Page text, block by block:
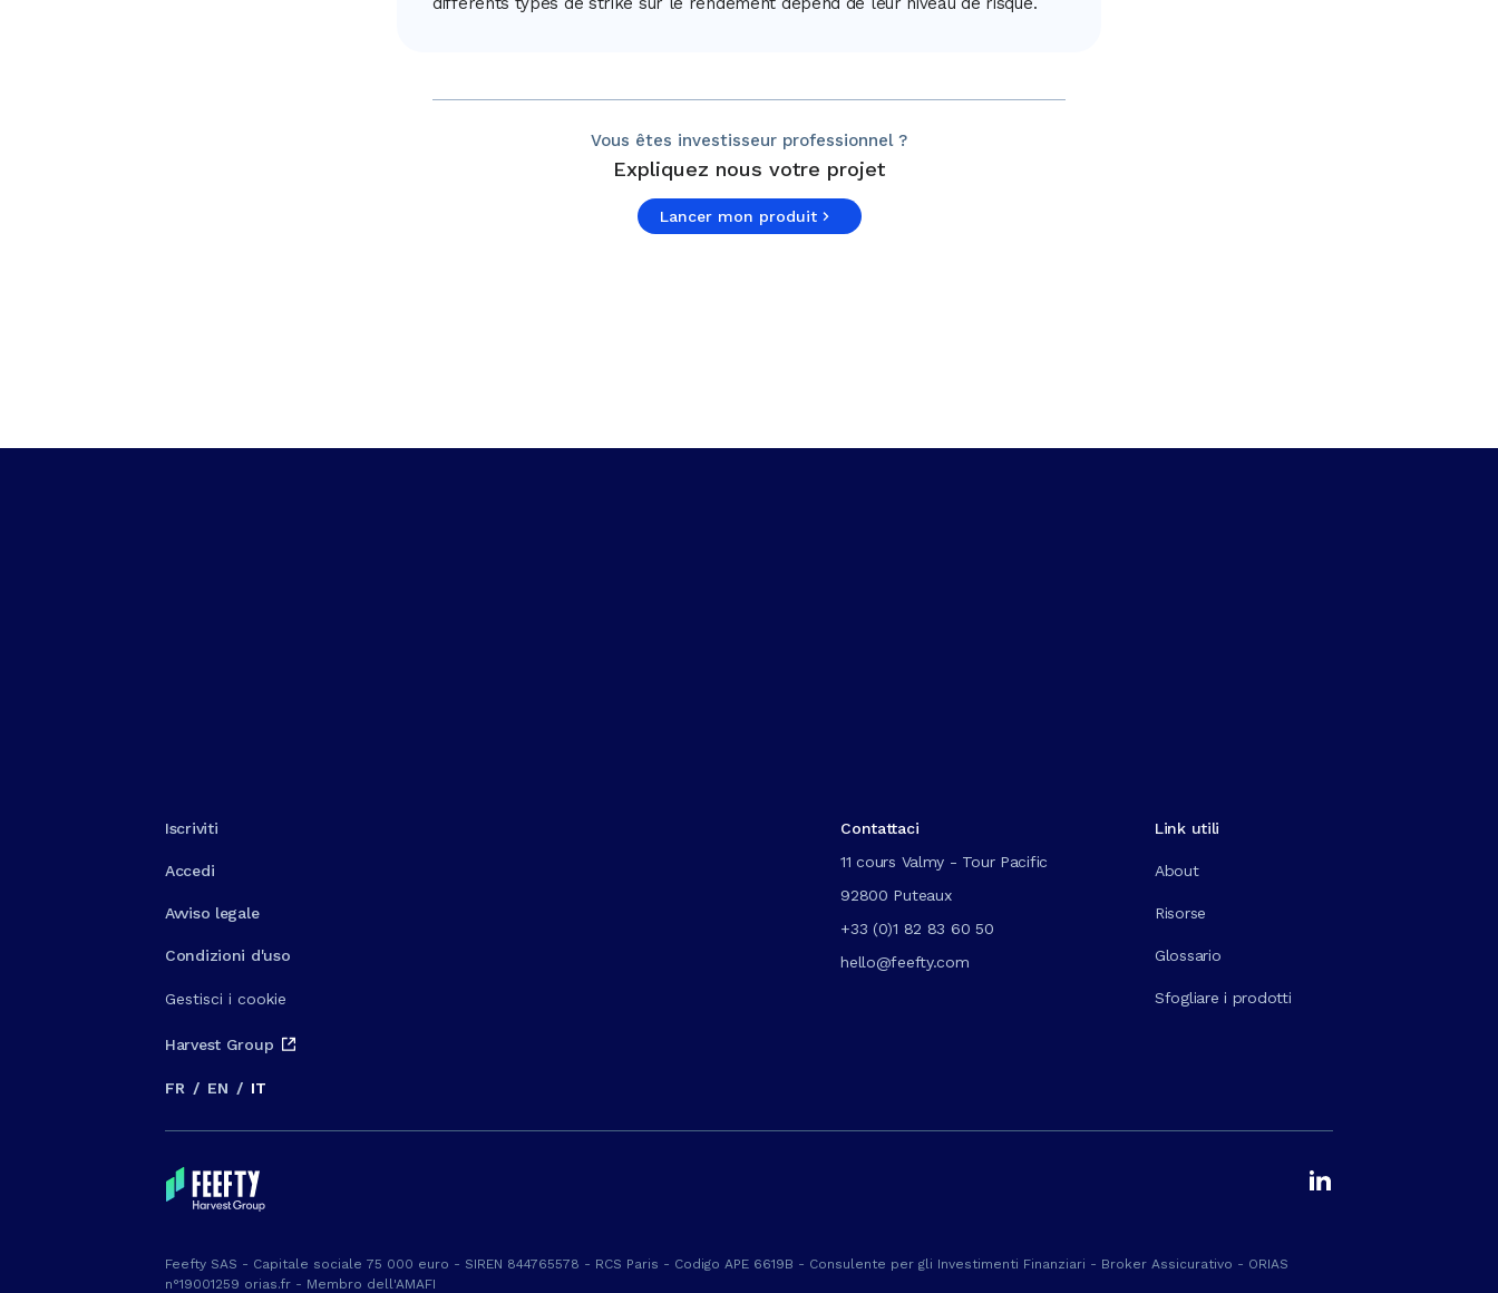
Vous êtes investisseur professionnel ?
Expliquez nous votre projet
Lancer mon produit
Iscriviti
Accedi
Avviso legale
Condizioni d'uso
Gestisci i cookie
Harvest Group
FR / EN / IT
Contattaci
11 cours Valmy - Tour Pacific
92800 Puteaux
+33 (0)1 82 83 60 50
hello@feefty.com
Link utili
About
Risorse
Glossario
Sfogliare i prodotti
Feefty SAS - Capitale sociale 75 000 euro - SIREN 844765578 - RCS Paris - Codigo APE 6619B - Consulente per gli Investimenti Finanziari - Broker Assicurativo - ORIAS
n°19001259 orias.fr - Membro dell'AMAFI